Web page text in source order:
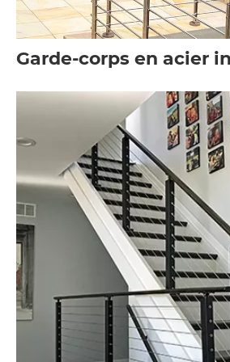
Garde-corps en acier